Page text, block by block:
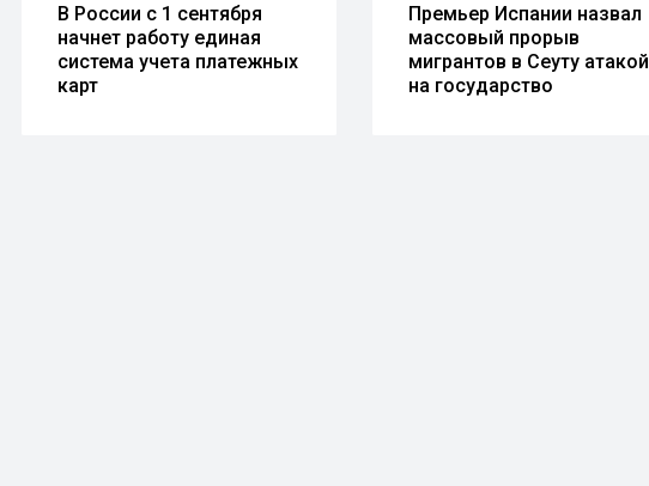
В России с 1 сентября
начнет работу единая
система учета платежных
карт
Премьер Испании назвал
массовый прорыв
мигрантов в Сеуту атакой
на государство